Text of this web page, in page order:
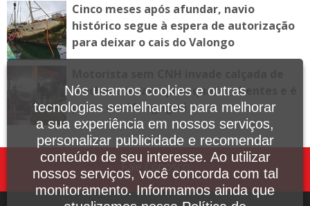
Cinco meses após afundar, navio
histórico segue à espera de autorização
para deixar o cais do Valongo
lanchonete, atropela quatro clientes e é
preso em Mongaguá
Fale Conosco
Nós usamos cookies e outras
tecnologias semelhantes para melhorar
a sua experiência em nossos serviços,
personalizar publicidade e recomendar
conteúdo de seu interesse. Ao utilizar
nossos serviços, você concorda com tal
monitoramento. Informamos ainda que